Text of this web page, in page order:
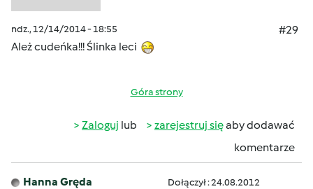
ndz., 12/14/2014 - 18:55
#29
Ależ cudeńka!!! Ślinka leci
Góra strony
Zaloguj lub zarejestruj sięaby dodawać
komentarze
Hanna Gręda Dołączył : 24.08.2012